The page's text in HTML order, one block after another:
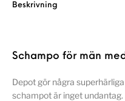
Beskrivning
Schampo för män
Depot gör några
schampot är inget